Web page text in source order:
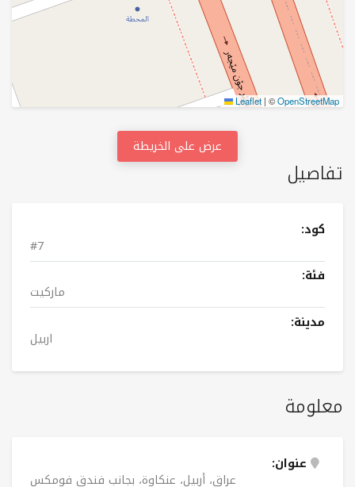
تفاصيل
كود:
#7
فئة:
مارکیت
مدينة:
اربيل
معلومة
عنوان:
عراق، أربيل، عنكاوة، بجانب فندق فومكس
Leaflet | ©OpenStreetMap
عرض على الخريطة